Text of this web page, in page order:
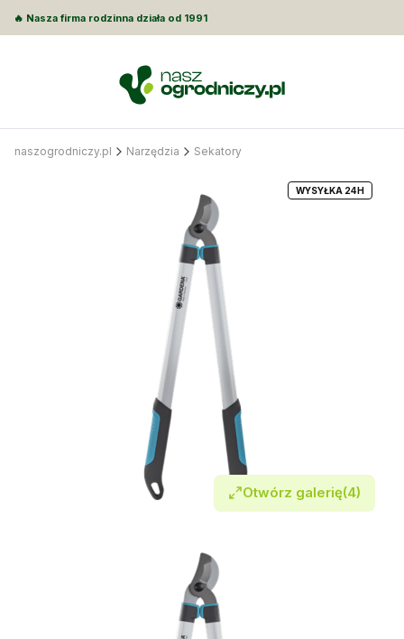
🔥 Nasza firma rodzinna działa od 1991
naszogrodniczy.pl Narzędzia Sekatory
Otwórz galerię(4)
WYSYŁKA 24H